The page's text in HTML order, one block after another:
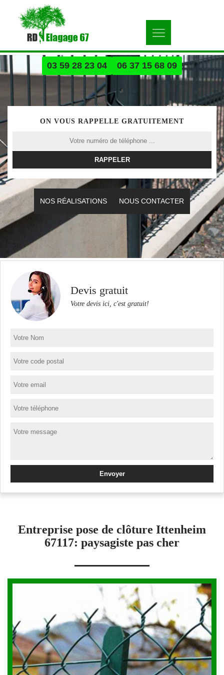
03 59 28 23 04 06 37 15 68 09
ON VOUS RAPPELLE GRATUITEMENT
NOS RÉALISATIONS NOUS CONTACTER
Devis gratuit
Votre devis ici, c'est gratuit!
Entreprise pose de clôture Ittenheim
67117: paysagiste pas cher